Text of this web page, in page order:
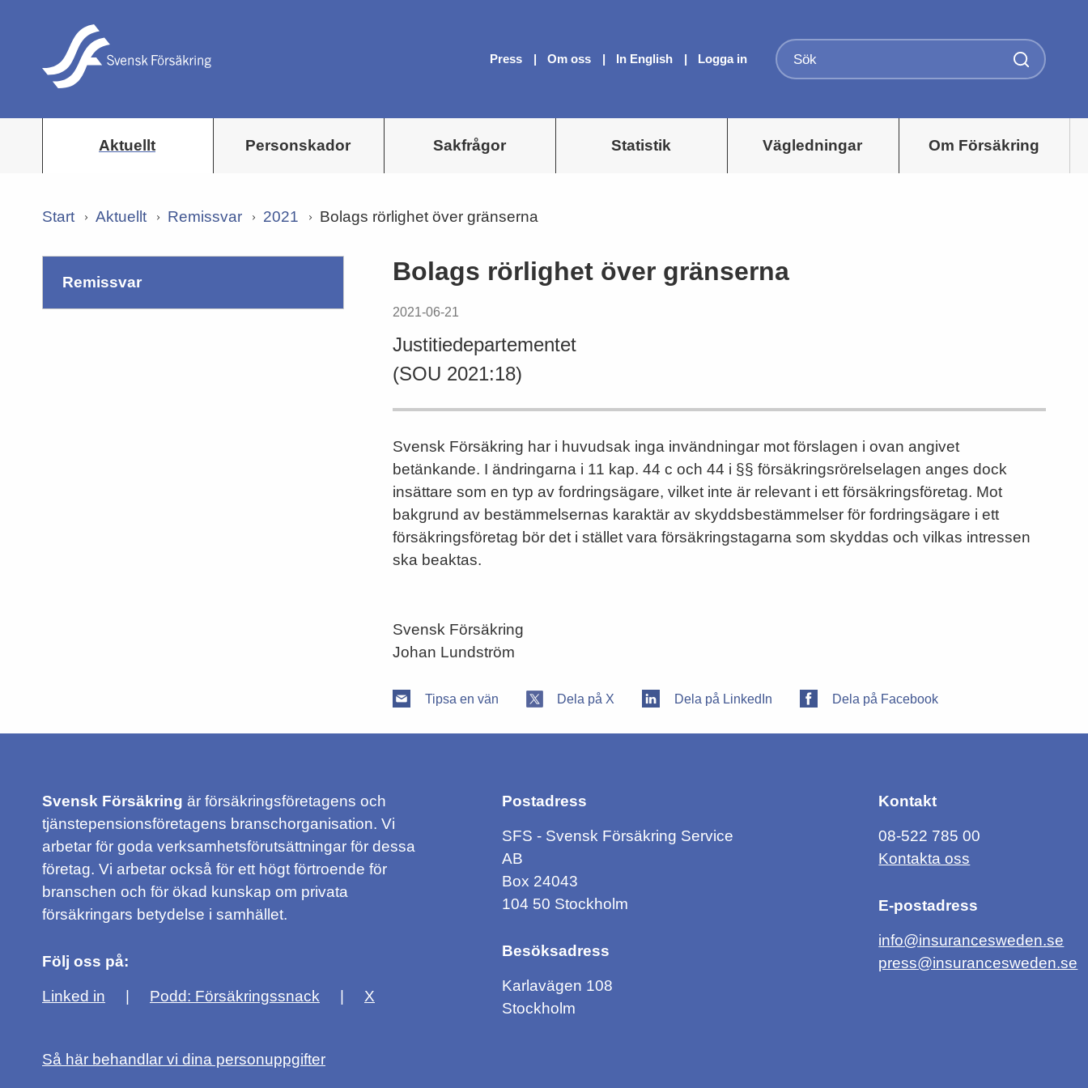
Press Om oss In English Logga in
Aktuellt Personskador Sakfrågor Statistik Vägledningar Om Försäkring
Start Aktuellt Remissvar 2021 Bolags rörlighet över gränserna
remissvar Bolags rörlighet över gränserna
2021-06-21
Justitiedepartementet
(SOU 2021:18)
Svensk Försäkring har i huvudsak inga invändningar mot förslagen i ovan angivet
betänkande. I ändringarna i 11 kap. 44 c och 44 i §§ försäkringsrörelselagen anges dock
insättare som en typ av fordringsägare, vilket inte är relevant i ett försäkrings­företag. Mot
bakgrund av bestämmelsernas karaktär av skydds­bestämmelser för fordringsägare i ett
försäkringsföretag bör det i stället vara försäkringstagarna som skyddas och vilkas intressen
ska beaktas.
Svensk Försäkring
Johan Lundström
Tipsa en vän Dela på X Dela på LinkedIn Dela på Facebook
Svensk Försäkring är försäkringsföretagens och
tjänstepensionsföretagens branschorganisation. Vi
arbetar för goda verksamhetsförutsättningar för dessa
företag. Vi arbetar också för ett högt förtroende för
branschen och för ökad kunskap om privata
försäkringars betydelse i samhället.
Följ oss på:
Linked in Podd: Försäkringssnack X
Postadress
SFS - Svensk Försäkring Service
AB
Box 24043
104 50 Stockholm
Besöksadress
Karlavägen 108
Stockholm
Kontakt
08-522 785 00
Kontakta oss
E-postadress
info@insurancesweden.se
press@insurancesweden.se
Så här behandlar vi dina personuppgifter